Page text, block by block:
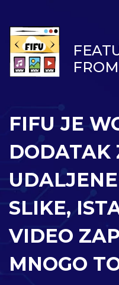
FIFU JE
DODATAK
SLIKE,
VIDEO
MNOGO